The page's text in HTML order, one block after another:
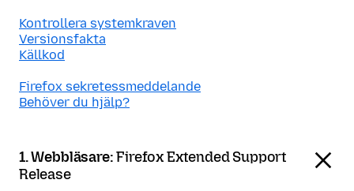
Kontrollera systemkraven
Versionsfakta
Källkod
Firefox sekretessmeddelande
Behöver du hjälp?
1. Webbläsare:Firefox Extended Support
Release